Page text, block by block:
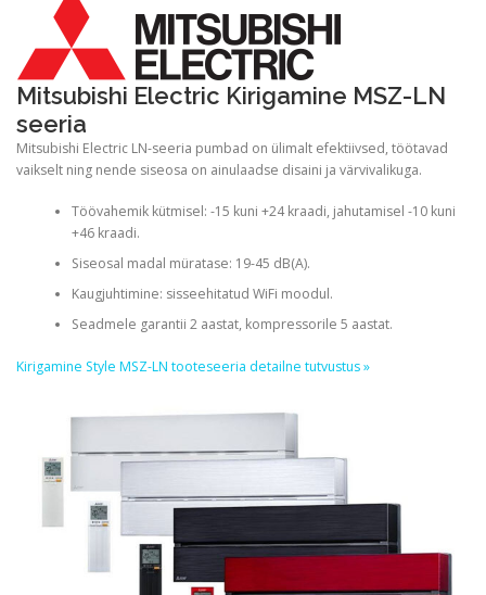
JÄRELMAKS BLOGI KONTAKT
Mitsubishi Electric Kirigamine MSZ-LN
seeria
Mitsubishi Electric LN-seeria pumbad on ülimalt efektiivsed, töötavad
vaikselt ning nende siseosa on ainulaadse disaini ja värvivalikuga.
Töövahemik kütmisel: -15 kuni +24 kraadi, jahutamisel -10 kuni
+46 kraadi.
Siseosal madal müratase: 19-45 dB(A).
Kaugjuhtimine: sisseehitatud WiFi moodul.
Seadmele garantii 2 aastat, kompressorile 5 aastat.
Kirigamine Style MSZ-LN tooteseeria detailne tutvustus »